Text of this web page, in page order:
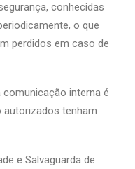
conhecidas
o que
perdidos em caso de
interna é
autorizados tenham
e Salvaguarda de